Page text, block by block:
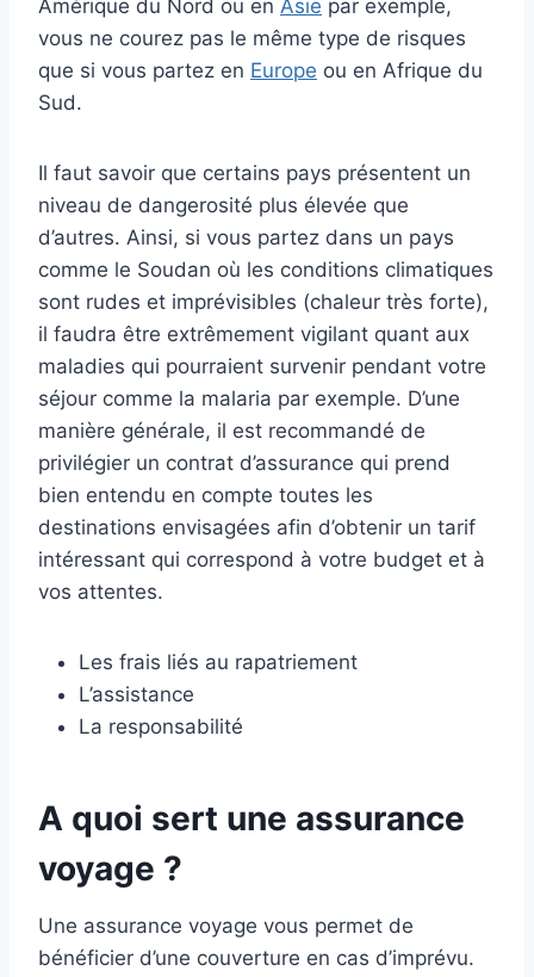
Amérique du Nord ou en Asie par exemple,
vous ne courez pas le même type de risques
que si vous partez en Europe ou en Afrique du
Sud.
Il faut savoir que certains pays présentent un
niveau de dangerosité plus élevée que
d’autres. Ainsi, si vous partez dans un pays
comme le Soudan où les conditions climatiques
sont rudes et imprévisibles (chaleur très forte),
il faudra être extrêmement vigilant quant aux
maladies qui pourraient survenir pendant votre
séjour comme la malaria par exemple. D’une
manière générale, il est recommandé de
privilégier un contrat d’assurance qui prend
bien entendu en compte toutes les
destinations envisagées afin d’obtenir un tarif
intéressant qui correspond à votre budget et à
vos attentes.
Les frais liés au rapatriement
L’assistance
La responsabilité
A quoi sert une assurance
voyage ?
Une assurance voyage vous permet de
bénéficier d’une couverture en cas d’imprévu.